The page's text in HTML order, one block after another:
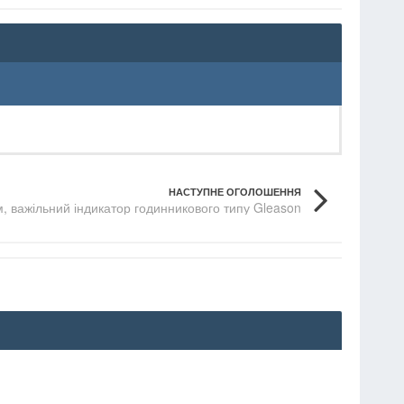
НАСТУПНЕ ОГОЛОШЕННЯ
важільний індикатор годинникового типу Gleason